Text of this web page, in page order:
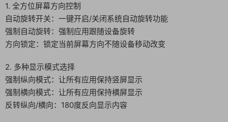
1. 全方位屏幕方向控制
自动旋转开关：一键开启/关闭系统自动旋转功能
强制自动旋转：强制应用跟随设备旋转
方向锁定：锁定当前屏幕方向不随设备移动改变
2. 多种显示模式选择
强制纵向模式：让所有应用保持竖屏显示
强制横向模式：让所有应用保持横屏显示
反转纵向/横向：180度反向显示内容